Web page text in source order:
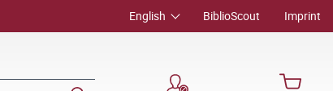
English BiblioScout Imprint